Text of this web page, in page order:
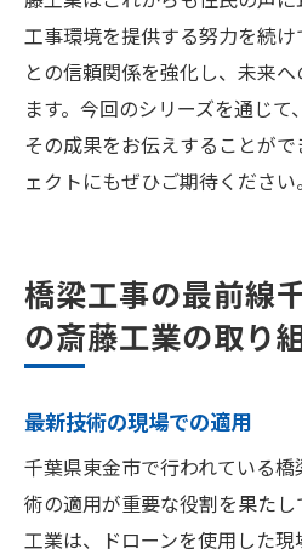
工事環境を提供する努力を続
との信頼関係を強化し、未来
ます。今回のシリーズを通じ
その成果をお伝えすることが
ェクトにもぜひご期待ください。
橋梁工事の最前線
の斎藤工業の取り
最新技術の現場での適用
千葉県東金市で行われている
術の適用が重要な役割を果た
工業は、ドローンを使用した